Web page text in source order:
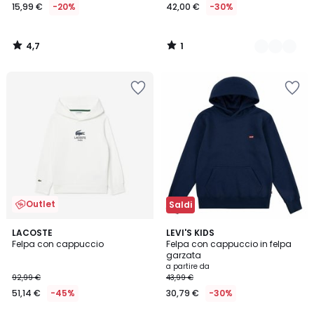
15,99 € -20%
4,7
/
42,00 € -30%
1
/
Outlet
LACOSTE
Felpa con cappuccio
92,99 €
51,14 € -45%
2
Colori
Saldi
LEVI'S KIDS
Felpa con cappuccio in felpa
garzata
a partire da
43,99 €
30,79 € -30%
5
/
5
2
Colori